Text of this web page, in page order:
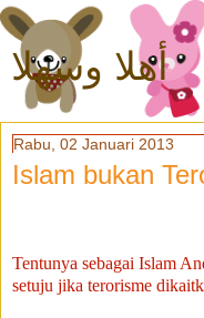
أهلا وسهلا
Rabu, 02 Januari 2013
Islam bukan
Tentunya sebagai Islam
setuju jika terorisme